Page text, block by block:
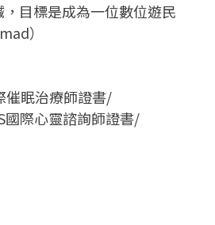
目標是成為一位數位遊民
）
催眠治療師證書/
國際心靈諮詢師證書/